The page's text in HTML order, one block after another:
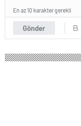
Gönder
En az 10 karakter gerekli